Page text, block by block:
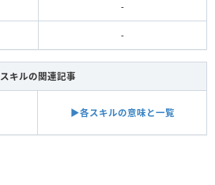
-
-
スキルの関連記事
▶︎各スキルの意味と一覧